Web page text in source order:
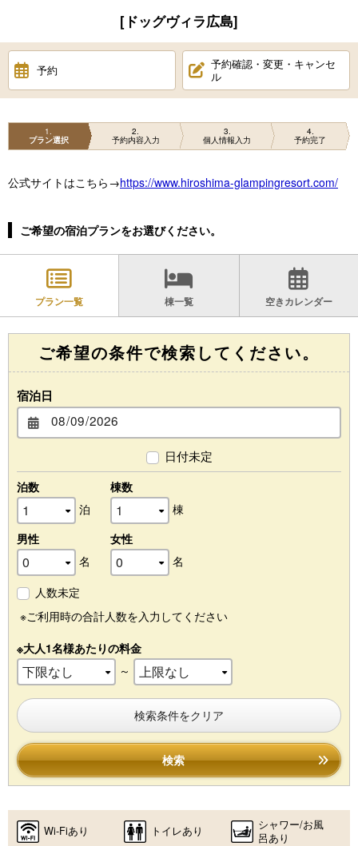
[ドッグヴィラ広島]
予約
予約確認・変更・キャンセ
ル
1
プラン選択
2
予約内容入力
3
個人情報入力
4
予約完了
公式サイトはこちら→https://www.hiroshima-glampingresort.com/
ご希望の宿泊プランをお選びください。
プラン一覧 棟一覧 空きカレンダー
ご希望の条件で検索してください。
宿泊日
日付未定
泊数
泊
棟数
棟
男性
名
女性
名
人数未定
※ご利用時の合計人数を入力してください
※大人1名様あたりの料金
～
検索条件をクリア
検索
Wi-Fiあり トイレあり
シャワー/お風
呂あり